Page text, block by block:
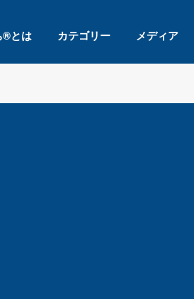
®とは カテゴリー メディア